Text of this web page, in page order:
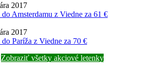
2017
Amsterdamu z Viedne za 61 €
2017
Paríža z Viedne za 70 €
Zobraziť všetky akciové letenky